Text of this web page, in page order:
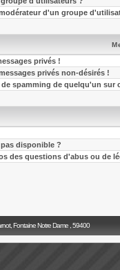
d'un groupe
privés !
privés non-désirés !
spamming de quelqu'un sur
disponible ?
des questions d'abus ou de
Fontaine Notre Dame , 59400